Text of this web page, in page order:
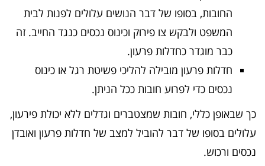
החובות, בסופו של דבר הנושים עלולים לפנות לבית
המשפט ולבקש צו פירוק וכינוס נכסים כנגד החייב. זה
כבר מוגדר כחדלות פרעון.
חדלות פרעון מובילה להליכי פשיטת רגל או כינוס
נכסים כדי לפרוע חובות ככל הניתן.
כך שבאופן כללי, חובות שמצטברים וגדלים ללא יכולת פירעון,
עלולים בסופו של דבר להוביל למצב של חדלות פרעון ואובדן
נכסים ורכוש.